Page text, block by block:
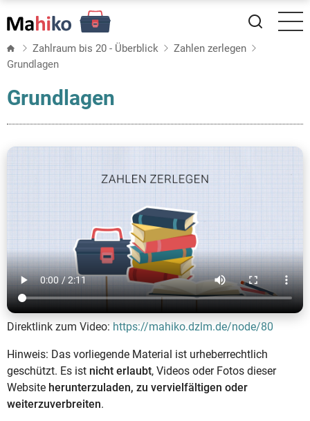
zum
Inhalt Zahlraum bis 20 - Überblick
Zahlen zerlegen
Grundlagen
Grundlagen
Direktlink zum Video: https://mahiko.dzlm.de/node/80
Hinweis: Das vorliegende Material ist urheberrechtlich
geschützt. Es ist nicht erlaubt, Videos oder Fotos dieser
Website herunterzuladen, zu vervielfältigen oder
weiterzuverbreiten.